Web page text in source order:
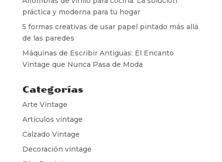
práctica y moderna para tu hogar
5 formas creativas de usar papel pintado más allá
de las paredes
Máquinas de Escribir Antiguas: El Encanto
Vintage que Nunca Pasa de Moda
Categorías
Arte Vintage
Artículos vintage
Calzado Vintage
Decoración vintage